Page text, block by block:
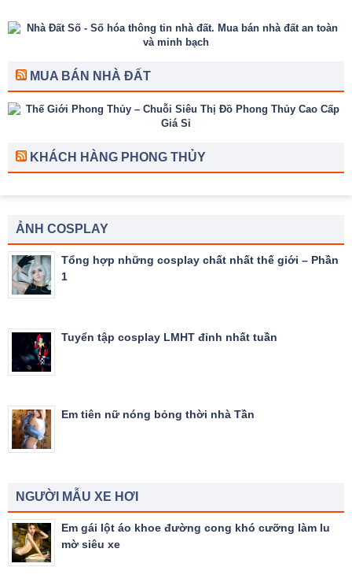
MUA BÁN NHÀ ĐẤT
KHÁCH HÀNG PHONG THỦY
ẢNH COSPLAY
Tổng hợp những cosplay chất nhất thế giới – Phần
1
Tuyển tập cosplay LMHT đỉnh nhất tuần
Em tiên nữ nóng bỏng thời nhà Tần
NGƯỜI MẪU XE HƠI
Em gái lột áo khoe đường cong khó cưỡng làm lu
mờ siêu xe